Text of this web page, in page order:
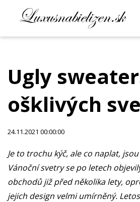
Ugly
ošklivých
24.11.2021 00:00:00
Je to trochu kýč, ale co naplat,
Vánoční svetry se po letech
obchodů již před několika lety,
jejich design velmi umírněný.